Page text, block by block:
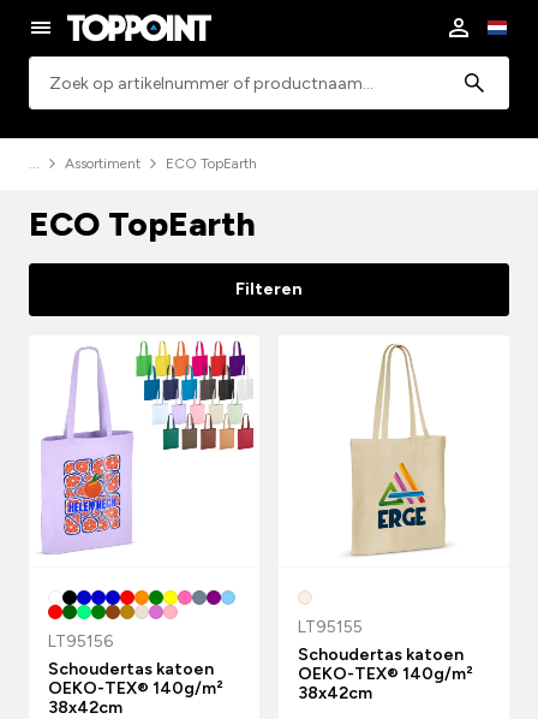
Assortiment ECO TopEarth
ECO TopEarth
Filteren
LT95156
Schoudertas katoen
OEKO-TEX® 140g/m²
38x42cm
LT95155
Schoudertas katoen
OEKO-TEX® 140g/m²
38x42cm